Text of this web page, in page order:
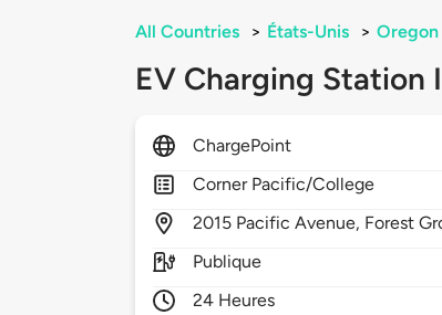
All Countries > États-Unis > Oregon
EV Charging Station
ChargePoint
Corner Pacific/College
2015 Pacific Avenue, Forest
Publique
24 Heures